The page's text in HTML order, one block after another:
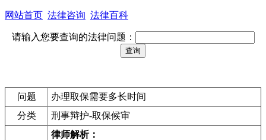
网站首页 法律咨询 法律百科
请输入您要查询的法律问题：
问题
办理取保需要多长时间
分类
刑事辩护-取保候审
律师解析：